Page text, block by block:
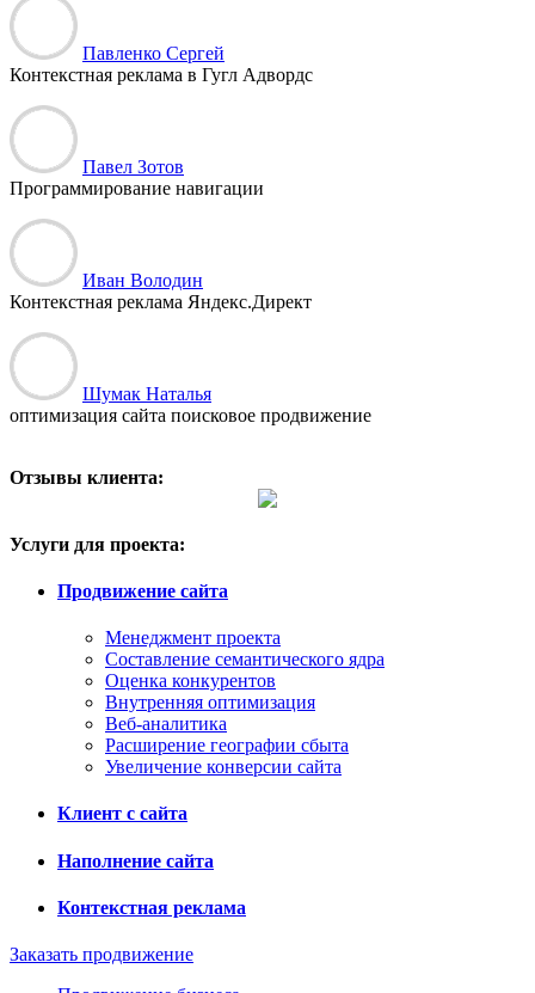
Павленко Сергей
Контекстная реклама в Гугл Адвордс
Павел Зотов
Программирование навигации
Иван Володин
Контекстная реклама Яндекс.Директ
Шумак Наталья
оптимизация сайта поисковое продвижение
Отзывы клиента:
Услуги для проекта:
Продвижение сайта
Менеджмент проекта
Составление семантического ядра
Оценка конкурентов
Внутренняя оптимизация
Веб-аналитика
Расширение географии сбыта
Увеличение конверсии сайта
Клиент с сайта
Наполнение сайта
Контекстная реклама
Заказать продвижение